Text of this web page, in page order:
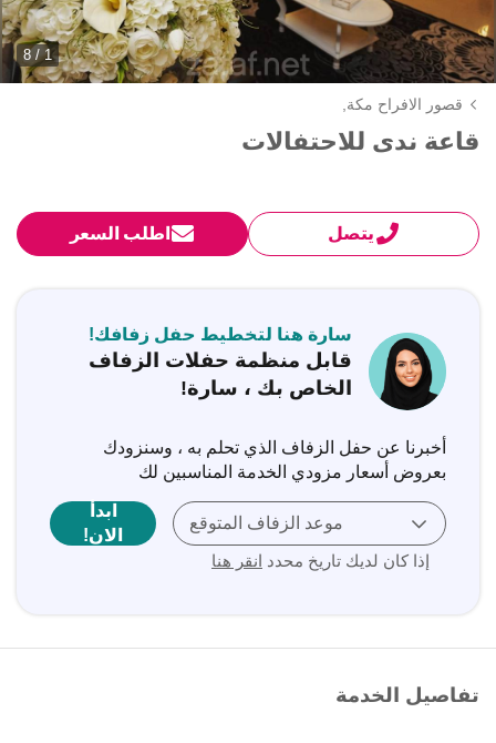
1 / 8
قصور الافراح مكة,
قاعة ندى للاحتفالات
يتصل اطلب السعر
سارة هنا لتخطيط حفل زفافك!
قابل منظمة حفلات الزفاف
الخاص بك ، سارة!
أخبرنا عن حفل الزفاف الذي تحلم به ، وسنزودك
بعروض أسعار مزودي الخدمة المناسبين لك
موعد الزفاف المتوقع
إذا كان لديك تاريخ محدد انقر هنا
ابدأ
الان!
تفاصيل الخدمة